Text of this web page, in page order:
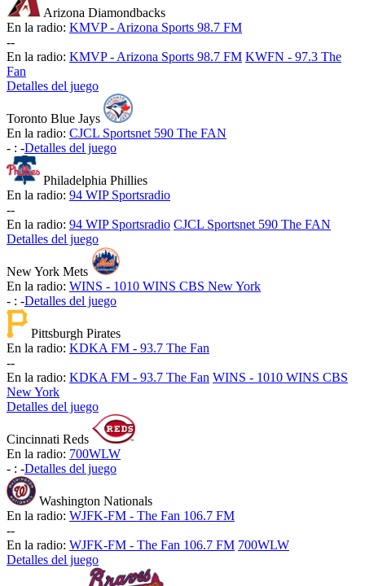
Arizona Diamondbacks
En la radio: KMVP - Arizona Sports 98.7 FM
--
En la radio: KMVP - Arizona Sports 98.7 FM KWFN - 97.3 The
Fan
Detalles del juego
Toronto Blue Jays
En la radio: CJCL Sportsnet 590 The FAN
- : -Detalles del juego
Philadelphia Phillies
En la radio: 94 WIP Sportsradio
--
En la radio: 94 WIP Sportsradio CJCL Sportsnet 590 The FAN
Detalles del juego
New York Mets
En la radio: WINS - 1010 WINS CBS New York
- : -Detalles del juego
Pittsburgh Pirates
En la radio: KDKA FM - 93.7 The Fan
--
En la radio: KDKA FM - 93.7 The Fan WINS - 1010 WINS CBS
New York
Detalles del juego
Cincinnati Reds
En la radio: 700WLW
- : -Detalles del juego
Washington Nationals
En la radio: WJFK-FM - The Fan 106.7 FM
--
En la radio: WJFK-FM - The Fan 106.7 FM 700WLW
Detalles del juego